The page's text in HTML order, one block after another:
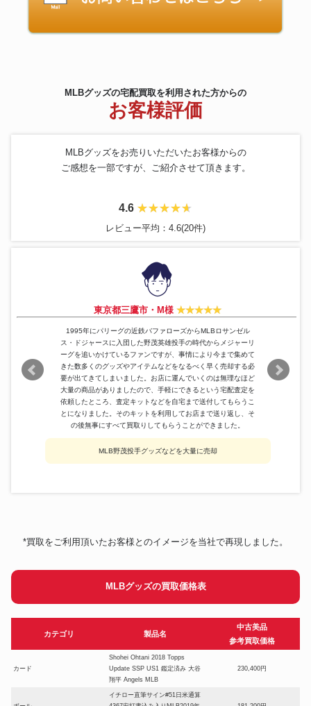
MLBグッズの宅配買取を利用された方からの
お客様評価
MLBグッズをお売りいただいたお客様からの
ご感想を一部ですが、ご紹介させて頂きます。
4.6
レビュー平均：4.6(20件)
東京都三鷹市・M様
1995年にパリーグの近鉄バファローズからMLBロサンゼル
ス・ドジャースに入団した野茂英雄投手の時代からメジャーリ
ーグを追いかけているファンですが、事情により今まで集めて
きた数多くのグッズやアイテムなどをなるべく早く売却する必
要が出てきてしまいました。お店に運んでいくのは無理なほど
大量の商品がありましたので、手軽にできるという宅配査定を
依頼したところ、査定キットなどを自宅まで送付してもらうこ
とになりました。そのキットを利用してお店まで送り返し、そ
の後無事にすべて買取りしてもらうことができました。
MLB野茂投手グッズなどを大量に売却
*買取をご利用頂いたお客様とのイメージを当社で再現しました。
MLBグッズの買取価格表
カテゴリ 製品名
中古美品
参考買取価格
カード
Shohei Ohtani 2018 Topps
Update SSP US1 鑑定済み 大谷
翔平 Angels MLB
230,400円
イチロー直筆サイン#51日米通算